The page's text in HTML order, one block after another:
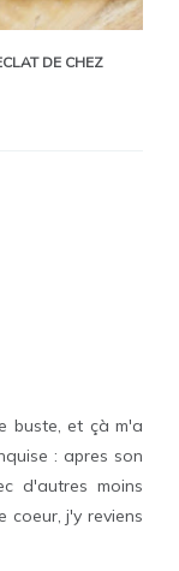
DE CHEZ
buste, et çà m'a
: apres son
d'autres moins
coeur, j'y reviens